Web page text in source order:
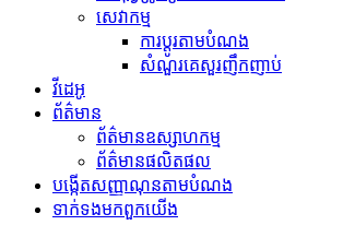
សេវាកម្ម
ការប្ដូរតាមបំណង
សំណួរគេសួរញឹកញាប់
វីដេអូ
ព័ត៌មាន
ព័ត៌មានឧស្សាហកម្ម
ព័ត៌មានផលិតផល
បង្កើតសញ្ញាណុនតាមបំណង
ទាក់ទង​មក​ពួក​យើង